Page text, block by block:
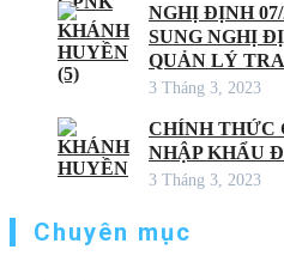
NGHỊ ĐỊNH
SUNG NGHỊ
QUẢN LÝ
3 Tháng 3, 2023
CHÍNH THỨC
NHẬP KHẨU
3 Tháng 3, 2023
Chuyên mục